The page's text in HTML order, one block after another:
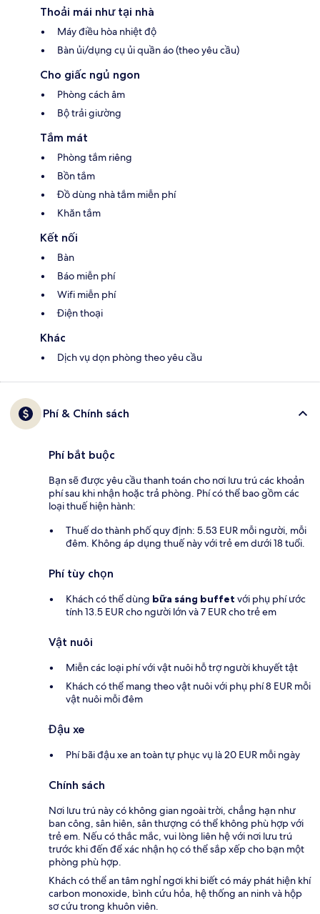
Thoải mái như tại nhà
Máy điều hòa nhiệt độ
Bàn ủi/dụng cụ ủi quần áo (theo yêu cầu)
Cho giấc ngủ ngon
Phòng cách âm
Bộ trải giường
Tắm mát
Phòng tắm riêng
Bồn tắm
Đồ dùng nhà tắm miễn phí
Khăn tắm
Kết nối
Bàn
Báo miễn phí
Wifi miễn phí
Điện thoại
Khác
Dịch vụ dọn phòng theo yêu cầu
Phí & Chính sách
Phí bắt buộc
Bạn sẽ được yêu cầu thanh toán cho nơi lưu trú các khoản
phí sau khi nhận hoặc trả phòng. Phí có thể bao gồm các
loại thuế hiện hành:
Thuế do thành phố quy định: 5.53 EUR mỗi người, mỗi
đêm. Không áp dụng thuế này với trẻ em dưới 18 tuổi.
Phí tùy chọn
Khách có thể dùng bữa sáng buffet với phụ phí ước
tính 13.5 EUR cho người lớn và 7 EUR cho trẻ em
Vật nuôi
Miễn các loại phí với vật nuôi hỗ trợ người khuyết tật
Khách có thể mang theo vật nuôi với phụ phí 8 EUR mỗi
vật nuôi mỗi đêm
Đậu xe
Phí bãi đậu xe an toàn tự phục vụ là 20 EUR mỗi ngày
Chính sách
Nơi lưu trú này có không gian ngoài trời, chẳng hạn như
ban công, sân hiên, sân thượng có thể không phù hợp với
trẻ em. Nếu có thắc mắc, vui lòng liên hệ với nơi lưu trú
trước khi đến để xác nhận họ có thể sắp xếp cho bạn một
phòng phù hợp.
Khách có thể an tâm nghỉ ngơi khi biết có máy phát hiện khí
carbon monoxide, bình cứu hỏa, hệ thống an ninh và hộp
sơ cứu trong khuôn viên.